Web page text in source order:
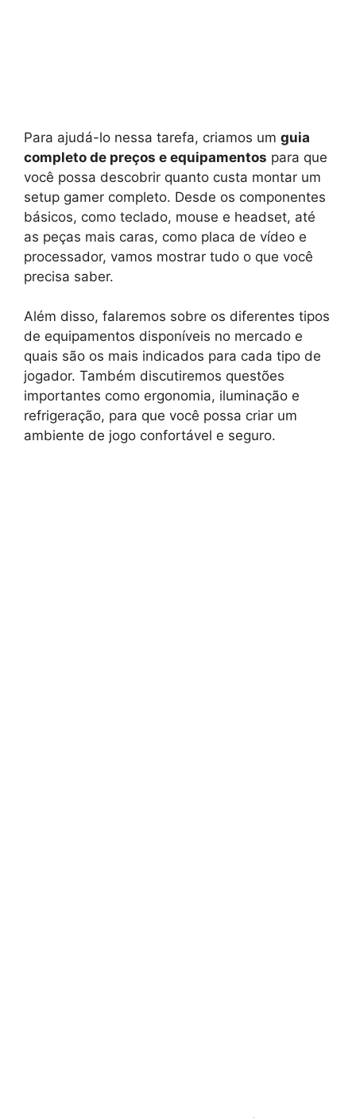
Para ajudá-lo nessa tarefa, criamos um guia
completo de preços e equipamentos para que
você possa descobrir quanto custa montar um
setup gamer completo. Desde os componentes
básicos, como teclado, mouse e headset, até
as peças mais caras, como placa de vídeo e
processador, vamos mostrar tudo o que você
precisa saber.
Além disso, falaremos sobre os diferentes tipos
de equipamentos disponíveis no mercado e
quais são os mais indicados para cada tipo de
jogador. Também discutiremos questões
importantes como ergonomia, iluminação e
refrigeração, para que você possa criar um
ambiente de jogo confortável e seguro.